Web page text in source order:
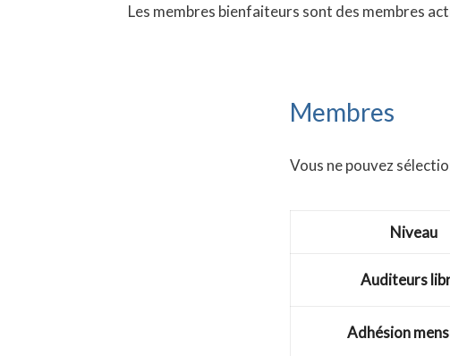
Les membres bienfaiteurs sont des membres
Membres
Vous ne pouvez
Niveau
Auditeurs
Adhésion